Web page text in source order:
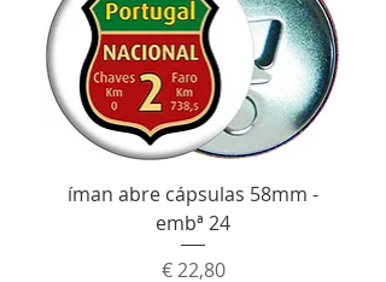
íman abre cápsulas 58mm -
embª 24
Preço
€ 22,80